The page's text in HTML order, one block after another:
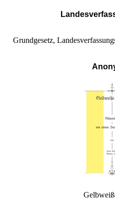
Grundgesetz,